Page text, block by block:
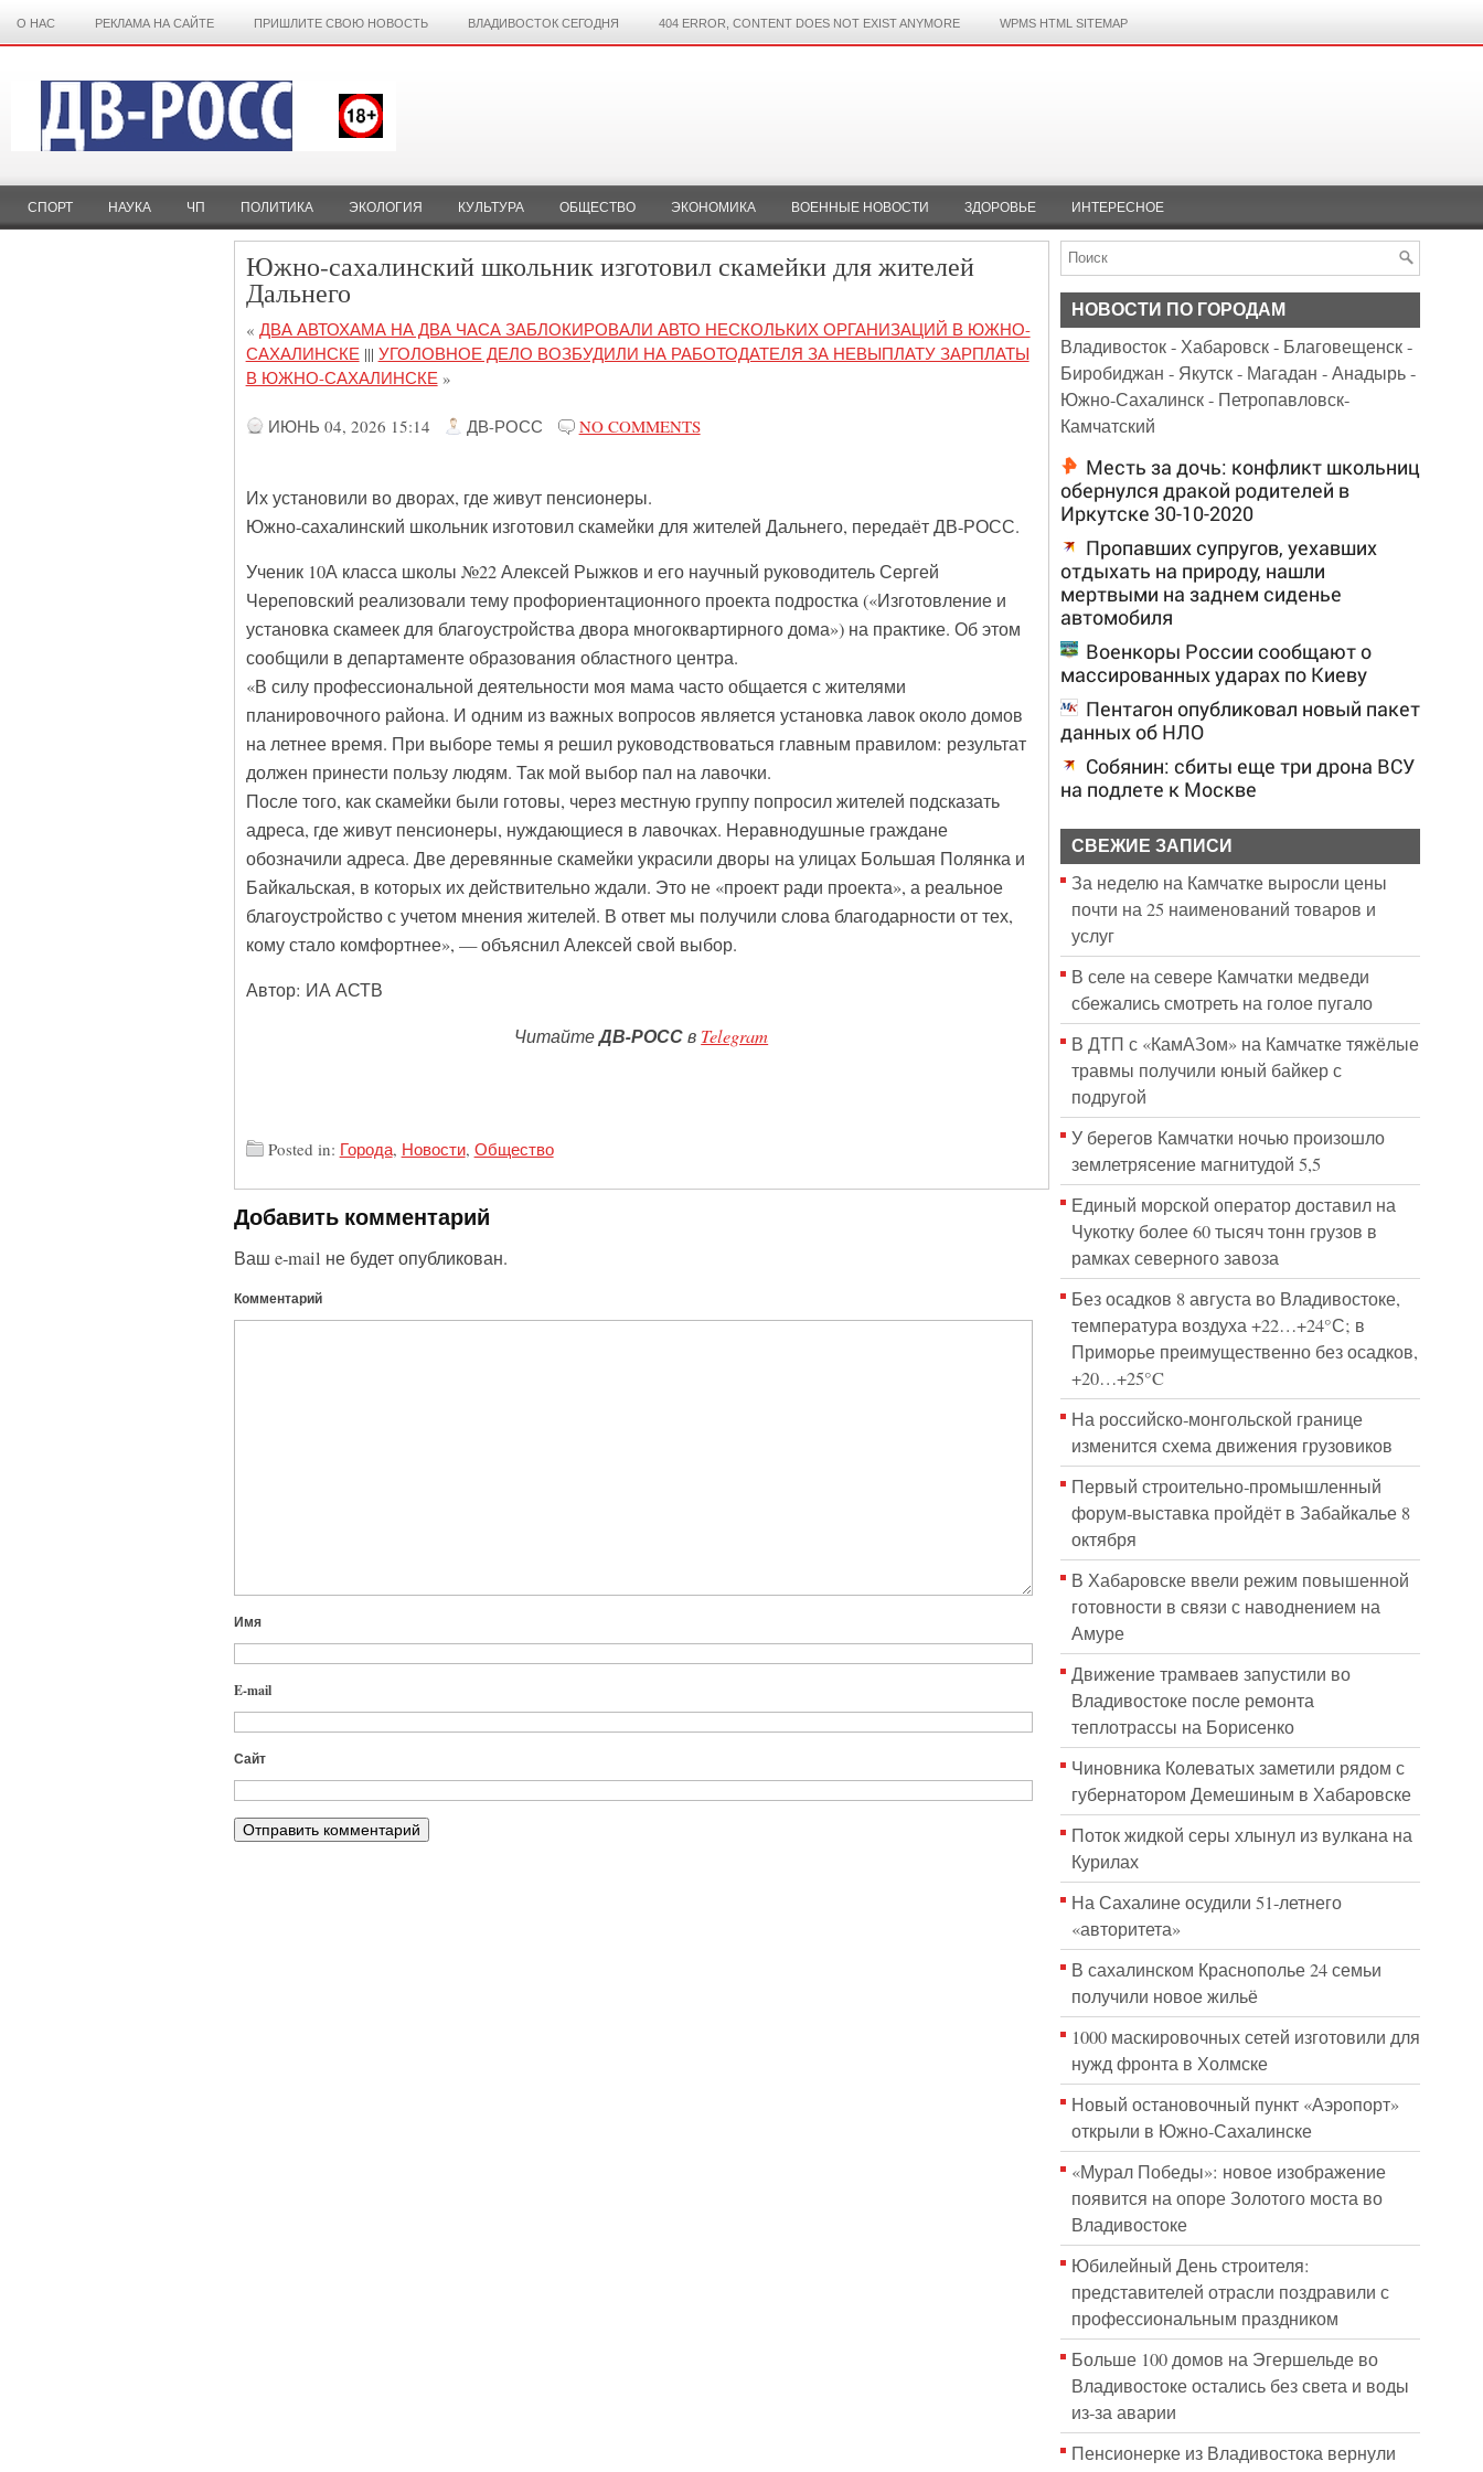
О НАС РЕКЛАМА НА САЙТЕ ПРИШЛИТЕ СВОЮ НОВОСТЬ ВЛАДИВОСТОК СЕГОДНЯ 404 ERROR, CONTENT DOES NOT EXIST ANYMORE WPMS HTML SITEMAP
СПОРТ НАУКА ЧП ПОЛИТИКА ЭКОЛОГИЯ КУЛЬТУРА ОБЩЕСТВО ЭКОНОМИКА ВОЕННЫЕ НОВОСТИ ЗДОРОВЬЕ ИНТЕРЕСНОЕ
Южно-сахалинский школьник изготовил скамейки для жителей
Дальнего
« ДВА АВТОХАМА НА ДВА ЧАСА ЗАБЛОКИРОВАЛИ АВТО НЕСКОЛЬКИХ ОРГАНИЗАЦИЙ В ЮЖНО-
САХАЛИНСКЕ||| УГОЛОВНОЕ ДЕЛО ВОЗБУДИЛИ НА РАБОТОДАТЕЛЯ ЗА НЕВЫПЛАТУ ЗАРПЛАТЫ
В ЮЖНО-САХАЛИНСКЕ»
ИЮНЬ 04, 2026 15:14 ДВ-РОСС NO COMMENTS
Их установили во дворах, где живут пенсионеры.
Южно-сахалинский школьник изготовил скамейки для жителей Дальнего, передаёт ДВ-РОСС.
Ученик 10А класса школы №22 Алексей Рыжков и его научный руководитель Сергей
Череповский реализовали тему профориентационного проекта подростка («Изготовление и
установка скамеек для благоустройства двора многоквартирного дома») на практике. Об этом
сообщили в департаменте образования областного центра.
«В силу профессиональной деятельности моя мама часто общается с жителями
планировочного района. И одним из важных вопросов является установка лавок около домов
на летнее время. При выборе темы я решил руководствоваться главным правилом: результат
должен принести пользу людям. Так мой выбор пал на лавочки.
После того, как скамейки были готовы, через местную группу попросил жителей подсказать
адреса, где живут пенсионеры, нуждающиеся в лавочках. Неравнодушные граждане
обозначили адреса. Две деревянные скамейки украсили дворы на улицах Большая Полянка и
Байкальская, в которых их действительно ждали. Это не «проект ради проекта», а реальное
благоустройство с учетом мнения жителей. В ответ мы получили слова благодарности от тех,
кому стало комфортнее», — объяснил Алексей свой выбор.
Автор: ИА АСТВ
ЧитайтеДВ-РОССв Telegram
Posted in: Города, Новости, Общество
Добавить комментарий
Ваш e-mail не будет опубликован.
Комментарий
Имя
E-mail
Сайт
НОВОСТИ ПО ГОРОДАМ
Владивосток-Хабаровск- Благовещенск-
Биробиджан - Якутск- Магадан -Анадырь-
Южно-Сахалинск- Петропавловск-
Камчатский
Месть за дочь: конфликт школьниц
обернулся дракой родителей в
Иркутске 30-10-2020
Пропавших супругов, уехавших
отдыхать на природу, нашли
мертвыми на заднем сиденье
автомобиля
Военкоры России сообщают о
массированных ударах по Киеву
Пентагон опубликовал новый пакет
данных об НЛО
Собянин: сбиты еще три дрона ВСУ
на подлете к Москве
СВЕЖИЕ ЗАПИСИ
За неделю на Камчатке выросли цены
почти на 25 наименований товаров и
услуг
В селе на севере Камчатки медведи
сбежались смотреть на голое пугало
В ДТП с «КамАЗом» на Камчатке тяжёлые
травмы получили юный байкер с
подругой
У берегов Камчатки ночью произошло
землетрясение магнитудой 5,5
Единый морской оператор доставил на
Чукотку более 60 тысяч тонн грузов в
рамках северного завоза
Без осадков 8 августа во Владивостоке,
температура воздуха +22…+24°С; в
Приморье преимущественно без осадков,
+20…+25°C
На российско‑монгольской границе
изменится схема движения грузовиков
Первый строительно‑промышленный
форум‑выставка пройдёт в Забайкалье 8
октября
В Хабаровске ввели режим повышенной
готовности в связи с наводнением на
Амуре
Движение трамваев запустили во
Владивостоке после ремонта
теплотрассы на Борисенко
Чиновника Колеватых заметили рядом с
губернатором Демешиным в Хабаровске
Поток жидкой серы хлынул из вулкана на
Курилах
На Сахалине осудили 51-летнего
«авторитета»
В сахалинском Краснополье 24 семьи
получили новое жильё
1000 маскировочных сетей изготовили для
нужд фронта в Холмске
Новый остановочный пункт «Аэропорт»
открыли в Южно-Сахалинске
«Мурал Победы»: новое изображение
появится на опоре Золотого моста во
Владивостоке
Юбилейный День строителя:
представителей отрасли поздравили с
профессиональным праздником
Больше 100 домов на Эгершельде во
Владивостоке остались без света и воды
из-за аварии
Пенсионерке из Владивостока вернули